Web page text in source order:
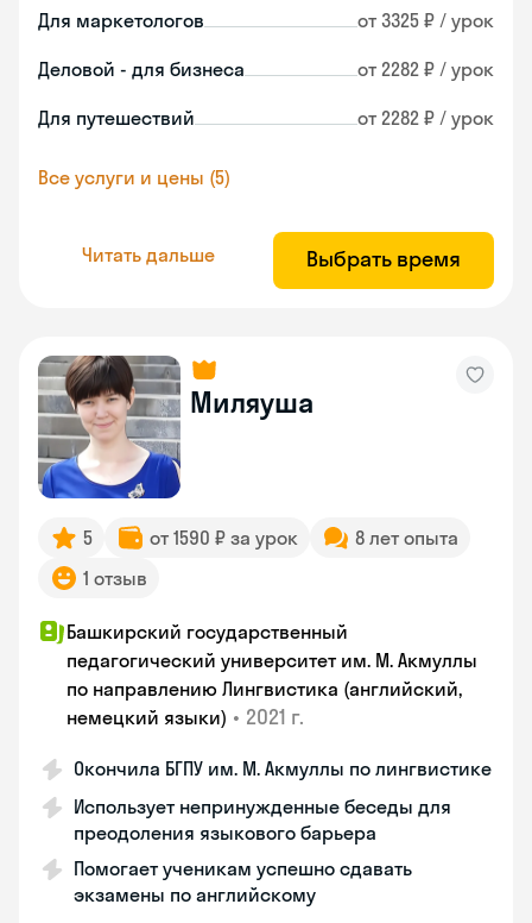
Для маркетологов от 3325 ₽ / урок
Деловой - для бизнеса от 2282 ₽ / урок
Для путешествий от 2282 ₽ / урок
Все услуги и цены (5)
Читать дальше Выбрать время
Миляуша
5 от 1590 ₽ за урок
8 лет опыта
1 отзыв
Башкирский государственный
педагогический университет им. М. Акмуллы
по направлению Лингвистика (английский,
немецкий языки) • 2021 г.
Окончила БГПУ им. М. Акмуллы по лингвистике
Использует непринужденные беседы для
преодоления языкового барьера
Помогает ученикам успешно сдавать
экзамены по английскому